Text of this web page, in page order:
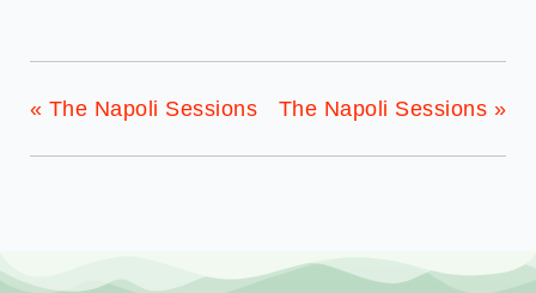
« The Napoli Sessions The Napoli Sessions »